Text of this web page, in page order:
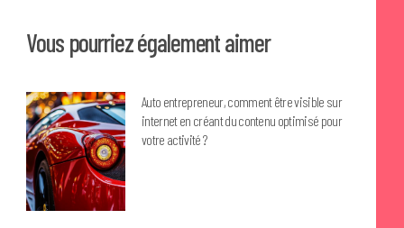
Vous pourriez également aimer
Auto entrepreneur, comment être visible sur
internet en créant du contenu optimisé pour
votre activité ?